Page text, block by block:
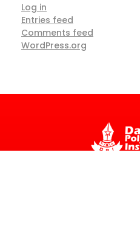
Log in
Entries feed
Comments feed
WordPress.org